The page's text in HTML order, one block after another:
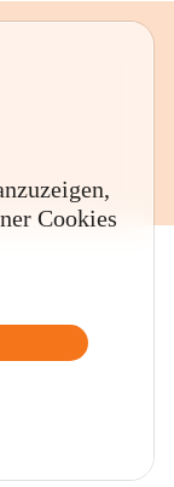
Cookies